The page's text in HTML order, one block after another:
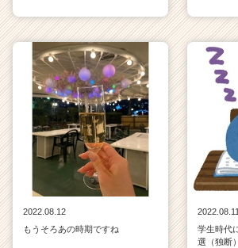
2022.08.12
もうそろあの時期ですね
2022.08.11
学生時代
選（独断）